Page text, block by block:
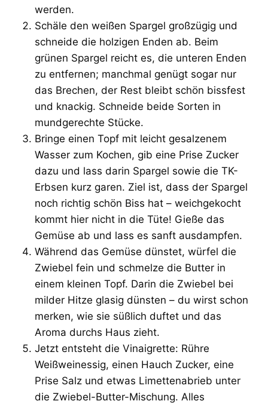
werden.
Schäle den weißen Spargel großzügig und
schneide die holzigen Enden ab. Beim
grünen Spargel reicht es, die unteren Enden
zu entfernen; manchmal genügt sogar nur
das Brechen, der Rest bleibt schön bissfest
und knackig. Schneide beide Sorten in
mundgerechte Stücke.
Bringe einen Topf mit leicht gesalzenem
Wasser zum Kochen, gib eine Prise Zucker
dazu und lass darin Spargel sowie die TK-
Erbsen kurz garen. Ziel ist, dass der Spargel
noch richtig schön Biss hat – weichgekocht
kommt hier nicht in die Tüte! Gieße das
Gemüse ab und lass es sanft ausdampfen.
Während das Gemüse dünstet, würfel die
Zwiebel fein und schmelze die Butter in
einem kleinen Topf. Darin die Zwiebel bei
milder Hitze glasig dünsten – du wirst schon
merken, wie sie süßlich duftet und das
Aroma durchs Haus zieht.
Jetzt entsteht die Vinaigrette: Rühre
Weißweinessig, einen Hauch Zucker, eine
Prise Salz und etwas Limettenabrieb unter
die Zwiebel-Butter-Mischung. Alles